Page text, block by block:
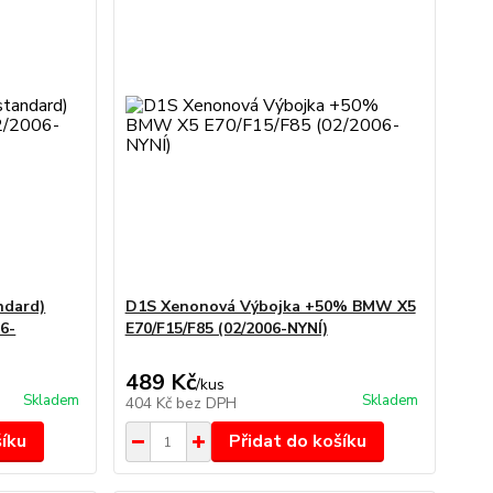
Skladem
D1S Xenonová Výbojka +50% BMW X5
E70/F15/F85 (02/2006-NYNÍ)
489 Kč/kus
404 Kč bez DPH Skladem
Přidat do košíku